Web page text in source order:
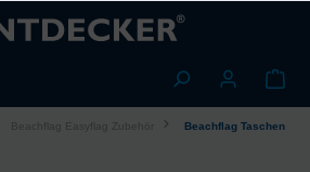
Beachflag Easyflag Zubehör Beachflag Taschen